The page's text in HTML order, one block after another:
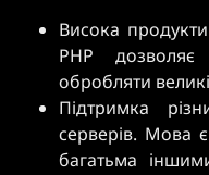
Висока
PHP дозволяє
обробляти
Підтримка
серверів. Мова
багатьма